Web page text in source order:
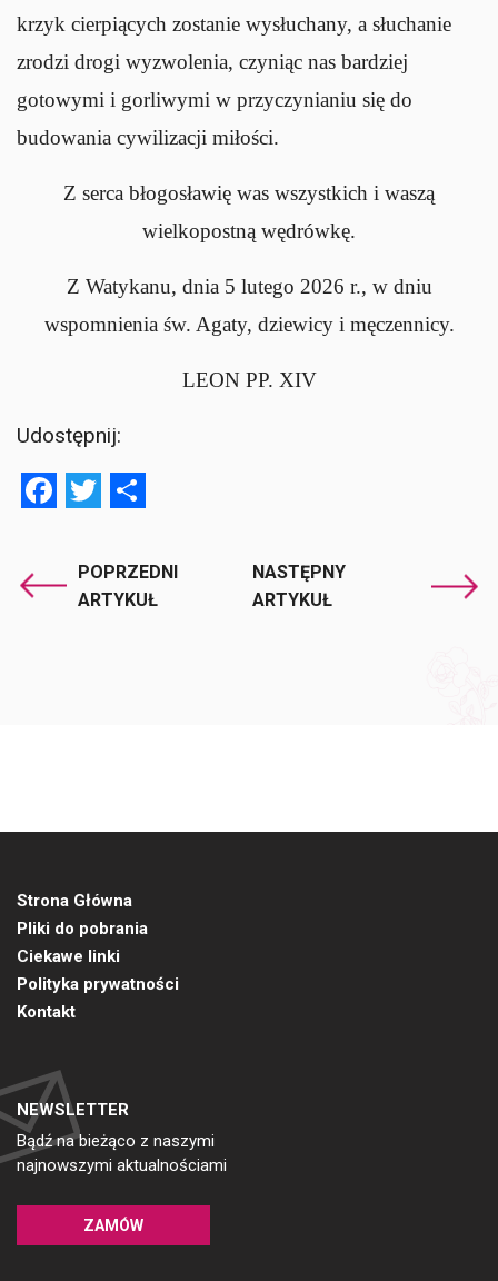
krzyk cierpiących zostanie wysłuchany, a słuchanie
zrodzi drogi wyzwolenia, czyniąc nas bardziej
gotowymi i gorliwymi w przyczynianiu się do
budowania cywilizacji miłości.
Z serca błogosławię was wszystkich i waszą
wielkopostną wędrówkę.
Z Watykanu, dnia 5 lutego 2026 r., w dniu
wspomnienia św. Agaty, dziewicy i męczennicy.
LEON PP. XIV
Udostępnij:
Facebook
Twitter
POPRZEDNI
ARTYKUŁ
NASTĘPNY
ARTYKUŁ
Strona Główna
Pliki do pobrania
Ciekawe linki
Polityka prywatności
Kontakt
NEWSLETTER
Bądź na bieżąco z naszymi
najnowszymi aktualnościami
ZAMÓW